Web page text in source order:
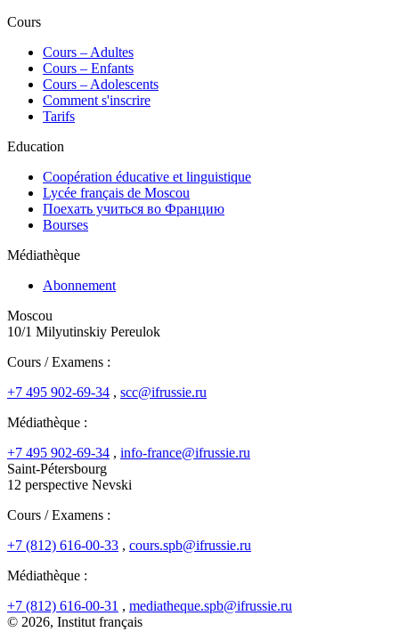
Cours
Сours – Adultes
Cours – Enfants
Cours – Adolescents
Comment s'inscrire
Tarifs
Education
Coopération éducative et linguistique
Lycée français de Moscou
Поехать учиться во Францию
Bourses
Médiathèque
Abonnement
Moscou
10/1 Milyutinskiy Pereulok
Cours / Examens :
+7 495 902-69-34 , scc@ifrussie.ru
Médiathèque :
+7 495 902-69-34 , info-france@ifrussie.ru
Saint-Pétersbourg
12 perspective Nevski
Cours / Examens :
+7 (812) 616-00-33 , cours.spb@ifrussie.ru
Médiathèque :
+7 (812) 616-00-31 , mediatheque.spb@ifrussie.ru
© 2026, Institut français